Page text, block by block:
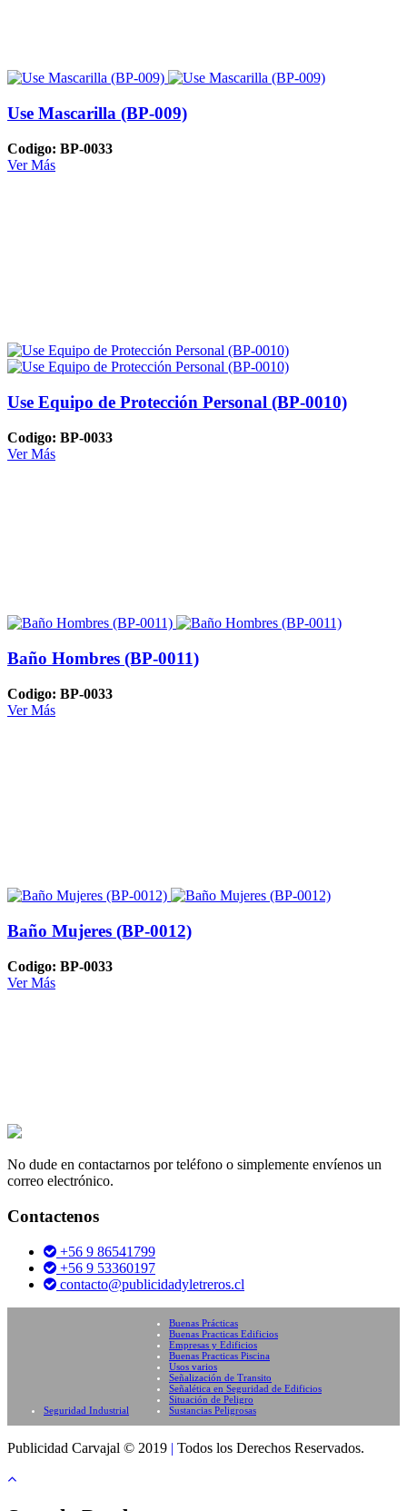
Use Mascarilla (BP-009)
Codigo: BP-0033
Ver Más
Use Equipo de Protección Personal (BP-0010)
Codigo: BP-0033
Ver Más
Baño Hombres (BP-0011)
Codigo: BP-0033
Ver Más
Baño Mujeres (BP-0012)
Codigo: BP-0033
Ver Más
No dude en contactarnos por teléfono o simplemente envíenos un
correo electrónico.
Contactenos
+56 9 86541799
+56 9 53360197
contacto@publicidadyletreros.cl
Seguridad Industrial
Buenas Prácticas
Buenas Practicas Edificios
Empresas y Edificios
Buenas Practicas Piscina
Usos varios
Señalización de Transito
Señalética en Seguridad de Edificios
Situación de Peligro
Sustancias Peligrosas
Publicidad Carvajal © 2019 | Todos los Derechos Reservados.